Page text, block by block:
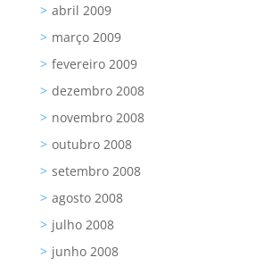
abril 2009
março 2009
fevereiro 2009
dezembro 2008
novembro 2008
outubro 2008
setembro 2008
agosto 2008
julho 2008
junho 2008